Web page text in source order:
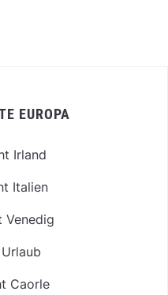
EUROPA
Irland
Italien
Venedig
Caorle